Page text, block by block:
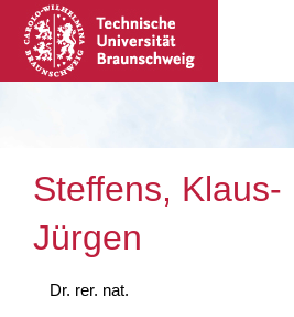
Steffens, Klaus-
Jürgen
Dr. rer. nat.